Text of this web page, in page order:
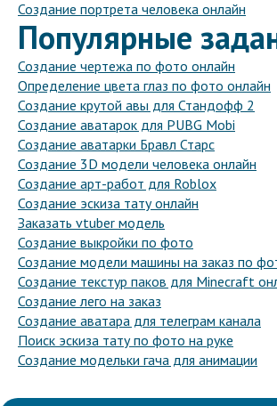
Создание портрета человека онлайн
Популярные
Создание чертежа по фото онлайн
Определение цвета глаз по фото онлайн
Создание крутой авы для Стандофф 2
Создание аватарок для PUBG Mobi
Создание аватарки Бравл Старс
Создание 3D модели человека онлайн
Создание арт-работ для Roblox
Создание эскиза тату онлайн
Заказать vtuber модель
Создание выкройки по фото
Создание модели машины на заказ по
Создание текстур паков для Minecraft
Создание лего на заказ
Создание аватара для телеграм канала
Поиск эскиза тату по фото на руке
Создание модельки гача для анимации